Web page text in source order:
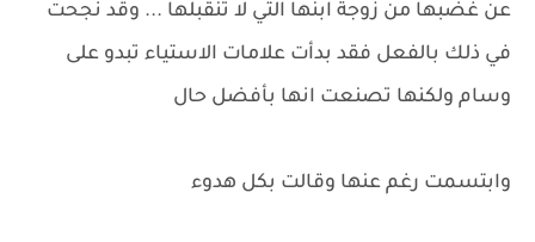
عن غضبها من زوجة ابنها التي لا تنقبلها ... وقد نجحت
في ذلك بالفعل فقد بدأت علامات الاستياء تبدو على
وسام ولكنها تصنعت انها بأفضل حال
وابتسمت رغم عنها وقالت بكل هدوء